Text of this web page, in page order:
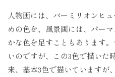
人物画には、バーミリオンヒ
めの色を、風景画には、パー
かな色を足すこともあります
いのですが、この3色で描いた
来、基本3色で描いていますが